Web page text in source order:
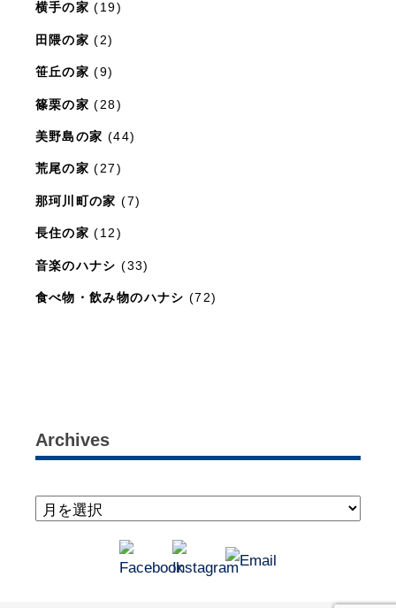
横手の家 (19)
田隈の家 (2)
笹丘の家 (9)
篠栗の家 (28)
美野島の家 (44)
荒尾の家 (27)
那珂川町の家 (7)
長住の家 (12)
音楽のハナシ (33)
食べ物・飲み物のハナシ (72)
Archives